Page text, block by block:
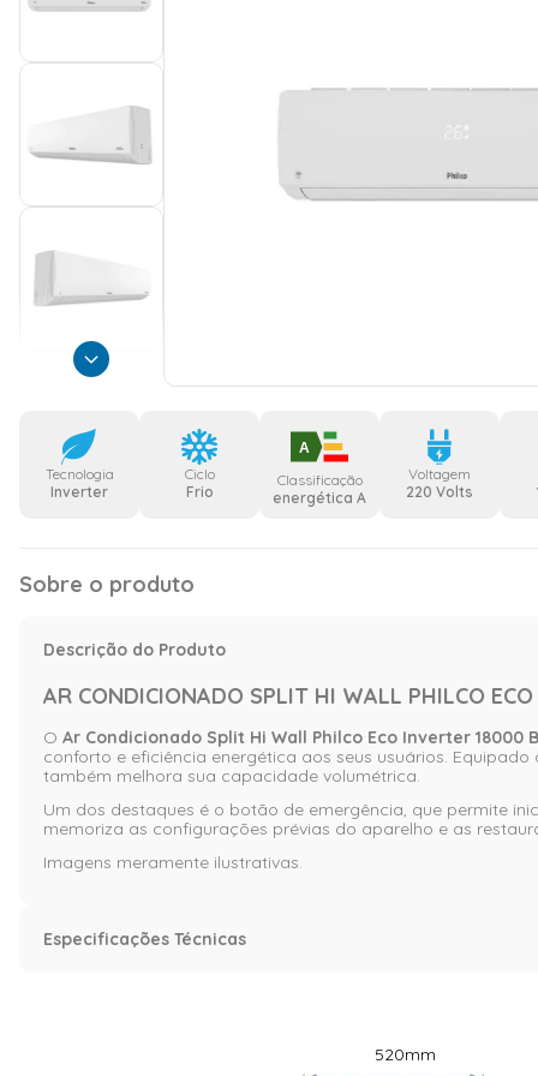
Tecnologia
Inverter
Ciclo
Frio
A
Classificação
energética A
Voltagem
220 Volts
Sobre o produto
Descrição do Produto
AR CONDICIONADO SPLIT HI WALL PHILCO
O Ar Condicionado Split Hi Wall Philco Eco Inverter 18000
conforto e eficiência energética aos seus usuários.
também melhora sua capacidade volumétrica.
Um dos destaques é o botão de emergência, que permite
memoriza as configurações prévias do aparelho e as
Imagens meramente ilustrativas.
Especificações Técnicas
520mm